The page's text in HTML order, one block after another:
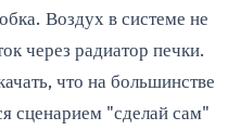
Воздух в системе не
через радиатор печки.
что на большинстве
сценарием "сделай сам"